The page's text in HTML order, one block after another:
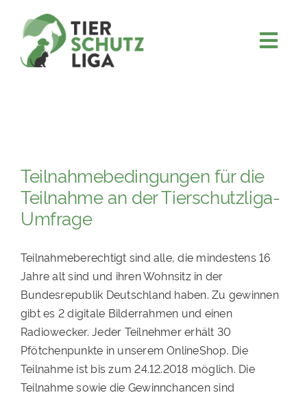
content
FÖRDERN & VERERBEN
KOOPERATIONEN
TIERHEIMTIERE
TIERHEIME
PATENSCHAFTEN
HELFER WERDEN
RATGEBER
Teilnahmebedingungen für die
Teilnahme an der Tierschutzliga-
Umfrage
Teilnahmeberechtigt sind alle, die mindestens 16
Jahre alt sind und ihren Wohnsitz in der
Bundesrepublik Deutschland haben. Zu gewinnen
gibt es 2 digitale Bilderrahmen und einen
Radiowecker. Jeder Teilnehmer erhält 30
Pfötchenpunkte in unserem OnlineShop. Die
Teilnahme ist bis zum 24.12.2018 möglich. Die
Teilnahme sowie die Gewinnchancen sind